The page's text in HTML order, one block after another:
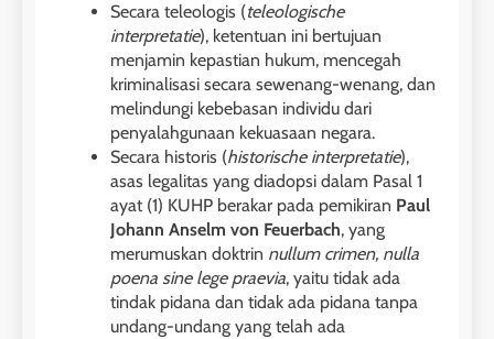
Secara teleologis (teleologische
interpretatie), ketentuan ini bertujuan
menjamin kepastian hukum, mencegah
kriminalisasi secara sewenang-wenang, dan
melindungi kebebasan individu dari
penyalahgunaan kekuasaan negara.
Secara historis (historische interpretatie),
asas legalitas yang diadopsi dalam Pasal 1
ayat (1) KUHP berakar pada pemikiran Paul
Johann Anselm von Feuerbach, yang
merumuskan doktrin nullum crimen, nulla
poena sine lege praevia, yaitu tidak ada
tindak pidana dan tidak ada pidana tanpa
undang-undang yang telah ada